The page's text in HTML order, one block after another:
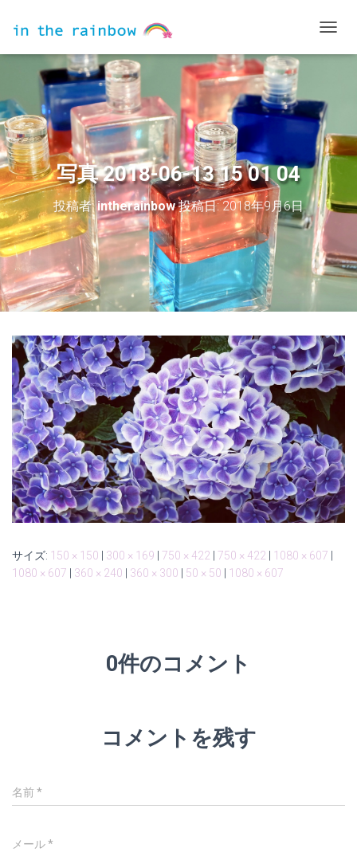
ビ
を
切
り
替
え
写真 2018-06-13 15 01 04
投稿者:intherainbow投稿日:2018年9月6日
サイズ: 150 × 150 300 × 169 750 × 422 750 × 422 1080 × 607
1080 × 607
360 × 240 360 × 300 50 × 50 1080 × 607
0件のコメント
コメントを残す
名前*
メール*